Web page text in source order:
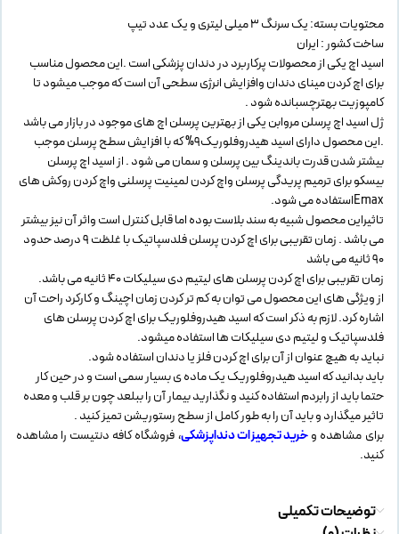
محتویات بسته: یک سرنگ 3 میلی لیتری و یک عدد تیپ
ساخت کشور : ایران
اسید اچ یکی از محصولات پرکاربرد در دندان پزشکی است .این محصول مناسب
برای اچ کردن مینای دندان وافزایش انرژی سطحی آن است که موجب میشود تا
کامپوزیت بهترچسبانده شود .
ژل اسید اچ پرسلن مروابن یکی از بهترین پرسلن اچ های موجود در بازار می باشد
.این محصول دارای اسید هیدروفلوریک9% که با افزایش سطح پرسلن موجب
بیشتر شدن قدرت باندینگ بین پرسلن و سمان می شود . از اسید اچ پرسلن
بیسکو برای ترمیم پریدگی پرسلن واچ کردن لمینیت پرسلنی واچ کردن روکش های
Emaxاستفاده می شود.
تاثیراین محصول شبیه به سند بلاست بوده اما قابل کنترل است واثر آن نیز بیشتر
می باشد . زمان تقریبی برای اچ کردن پرسلن فلدسپاتیک با غلظت 9 درصد حدود
90 ثانیه می باشد
زمان تقریبی برای اچ کردن پرسلن های لیتیم دی سیلیکات 40 ثانیه می باشد.
از ویژگی های این محصول می توان به کم تر کردن زمان اچینگ و کارکرد راحت آن
اشاره کرد. لازم به ذکر است که اسید هیدروفلوریک برای اچ کردن پرسلن های
فلدسپاتیک و لیتیم دی سیلیکات ها استفاده میشود.
نباید به هیچ عنوان از آن برای اچ کردن فلز یا دندان استفاده شود.
باید بدانید که اسید هیدروفلوریک یک ماده ی بسیار سمی است و در حین کار
حتما باید از رابردم استفاده کنید و نگذارید بیمار آن را ببلعد چون بر قلب و معده
تاثیر میگذارد و باید آن را به طور کامل از سطح رستوریشن تمیز کنید .
برای مشاهده وخرید تجهیزات دنداپزشکی، فروشگاه کافه دنتیست را مشاهده
کنید.
توضیحات تکمیلی